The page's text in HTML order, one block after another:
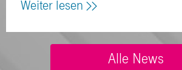
Weiter lesen
Alle News